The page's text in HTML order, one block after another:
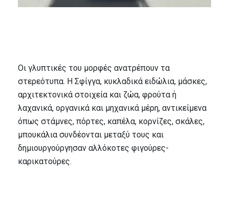
Οι γλυπτικές του μορφές ανατρέπουν τα
στερεότυπα. Η Σφίγγα, κυκλαδικά ειδώλια, μάσκες,
αρχιτεκτονικά στοιχεία και ζώα, φρούτα ή
λαχανικά, οργανικά και μηχανικά μέρη, αντικείμενα
όπως στάμνες, πόρτες, καπέλα, κορνίζες, σκάλες,
μπουκάλια συνδέονται μεταξύ τους και
δημιουργούργησαν αλλόκοτες φιγούρες-
καρικατούρες.